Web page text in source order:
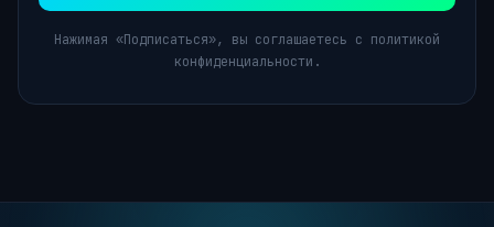
Нажимая «Подписаться», вы соглашаетесь с политикой
конфиденциальности.